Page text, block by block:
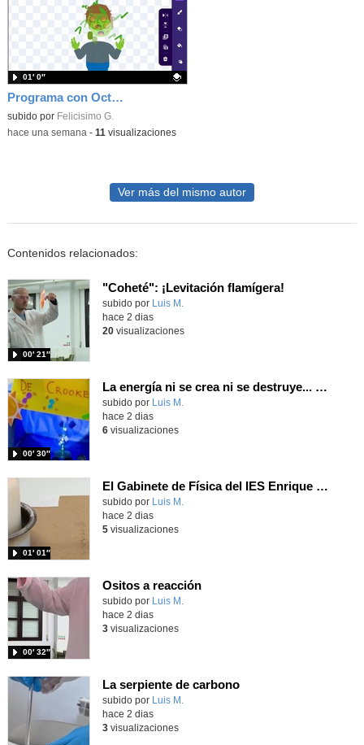
Programa con OctoStudio, un juego homenajeando al House of the dead con Zombies
Contenido educativo.
subido por Felicisimo G.
01′ 0″
-hace una semana - 11 visualizaciones
Ver más del mismo autor
Contenidos relacionados:
"Coheté": ¡Levitación flamígera!
Contenido educativo.
subido por Luis M.
00′ 21″
hace 2 dias
20visualizaciones
La energía ni se crea ni se destruye... ¡se experimenta! El Tierno en la Feria Madrid es Ciencia 2026
Contenido educativo.
subido por Luis M.
00′ 30″
hace 2 dias
6visualizaciones
El Gabinete de Física del IES Enrique Tierno Galván de Parla (Curso 25-26)
Contenido educativo.
subido por Luis M.
01′ 01″
hace 2 dias
5visualizaciones
Ositos a reacción
Contenido educativo.
subido por Luis M.
00′ 32″
hace 2 dias
3visualizaciones
La serpiente de carbono
Contenido educativo.
subido por Luis M.
hace 2 dias
3visualizaciones